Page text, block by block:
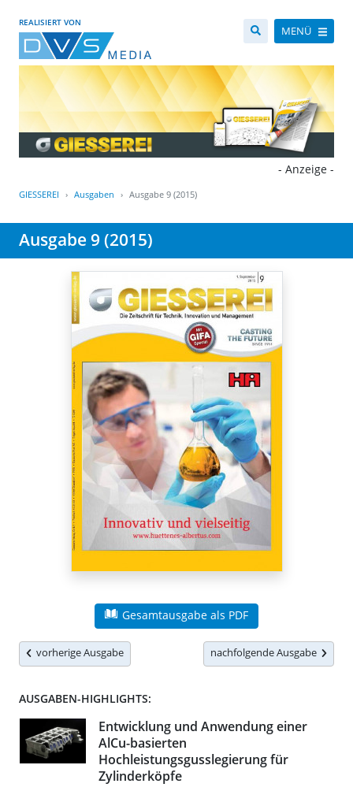
REALISIERT VON
MENÜ
- Anzeige -
GIESSEREI Ausgaben Ausgabe 9 (2015)
Ausgabe 9 (2015)
Gesamtausgabe als PDF
vorherige Ausgabe nachfolgende Ausgabe
AUSGABEN-HIGHLIGHTS:
Entwicklung und Anwendung einer
AlCu-basierten
Hochleistungsgusslegierung für
Zylinderköpfe